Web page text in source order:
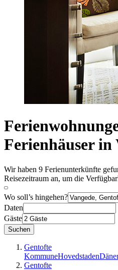
Ferienhäuser in
Wir haben 9 Ferienunterkünfte
Reisezeitraum an, um die
Wo soll’s hingehen?
Daten
Gäste
Suchen
Gentofte
KommuneHovedstaden
Gentofte